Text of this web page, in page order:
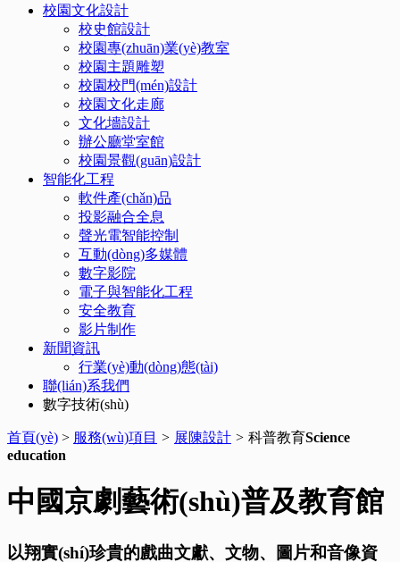
校園文化設計
校史館設計
校園專(zhuān)業(yè)教室
校園主題雕塑
校園校門(mén)設計
校園文化走廊
文化墻設計
辦公廳堂室館
校園景觀(guān)設計
智能化工程
軟件產(chǎn)品
投影融合全息
聲光電智能控制
互動(dòng)多媒體
數字影院
電子與智能化工程
安全教育
影片制作
新聞資訊
行業(yè)動(dòng)態(tài)
聯(lián)系我們
數字技術(shù)
首頁(yè) > 服務(wù)項目 > 展陳設計 > 科普教育Science
education
中國京劇藝術(shù)普及教育館
以翔實(shí)珍貴的戲曲文獻、文物、圖片和音像資